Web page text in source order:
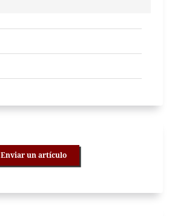
Enviar un artículo